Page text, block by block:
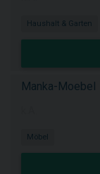
Haushalt & Garten
Manka-Moebel
Möbel